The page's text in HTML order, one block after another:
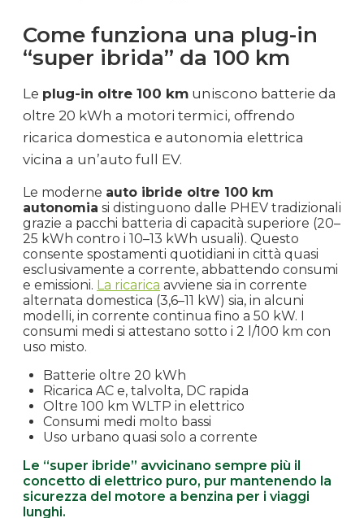
Come funziona una plug-in
“super ibrida” da 100 km
Le plug-in oltre 100 km uniscono batterie da
oltre 20 kWh a motori termici, offrendo
ricarica domestica e autonomia elettrica
vicina a un’auto full EV.
Le moderne auto ibride oltre 100 km
autonomia si distinguono dalle PHEV tradizionali
grazie a pacchi batteria di capacità superiore (20–
25 kWh contro i 10–13 kWh usuali). Questo
consente spostamenti quotidiani in città quasi
esclusivamente a corrente, abbattendo consumi
e emissioni. La ricarica avviene sia in corrente
alternata domestica (3,6–11 kW) sia, in alcuni
modelli, in corrente continua fino a 50 kW. I
consumi medi si attestano sotto i 2 l/100 km con
uso misto.
Batterie oltre 20 kWh
Ricarica AC e, talvolta, DC rapida
Oltre 100 km WLTP in elettrico
Consumi medi molto bassi
Uso urbano quasi solo a corrente
Le “super ibride” avvicinano sempre più il
concetto di elettrico puro, pur mantenendo la
sicurezza del motore a benzina per i viaggi
lunghi.